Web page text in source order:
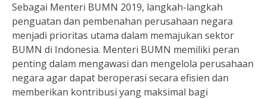
Sebagai Menteri BUMN 2019, langkah-langkah
penguatan dan pembenahan perusahaan negara
menjadi prioritas utama dalam memajukan sektor
BUMN di Indonesia. Menteri BUMN memiliki peran
penting dalam mengawasi dan mengelola perusahaan
negara agar dapat beroperasi secara efisien dan
memberikan kontribusi yang maksimal bagi